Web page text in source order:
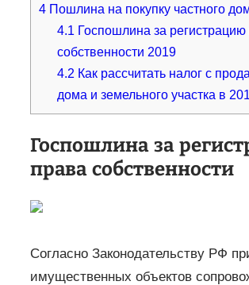
4Пошлина на покупку частного
4.1 Госпошлина за регистрацию
собственности 2019
4.2 Как рассчитать налог с
дома и земельного участка в
Госпошлина за
права собственности
Согласно Законодательству РФ
имущественных объектов